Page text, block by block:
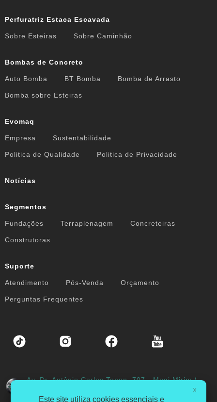
Perfuratriz Estaca Escavada
Sobre Esteiras Sobre Caminhão
Bombas de Concreto
Auto Bomba BT Bomba Bomba de Arrasto
Bomba sobre Esteiras
Evomaq
Empresa Sustentabilidade
Politica de Qualidade Politica de Privacidade
Notícias
Segmentos
Fundações Terraplenagem Concreteiras
Construtoras
Suporte
Atendimento Pós-Venda Orçamento
Perguntas Frequentes
Av. Dr. Antônio Carlos Tonon, 707 - Mogi Mirim /
Este site utiliza cookies essenciais e
X